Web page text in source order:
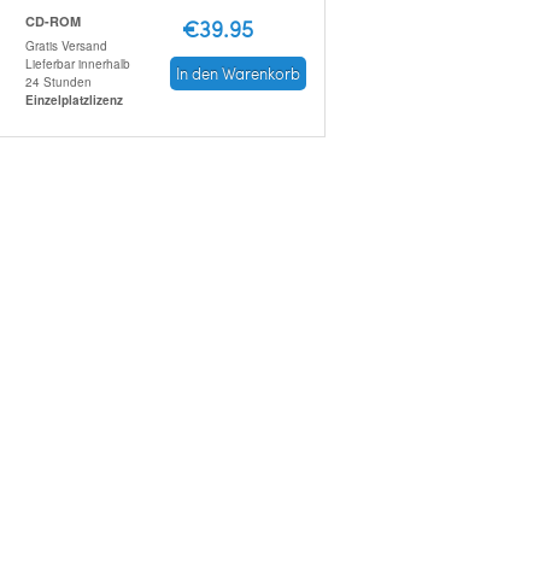
CD-ROM
Gratis Versand
Lieferbar innerhalb
24 Stunden
Einzelplatzlizenz
€39.95
In den Warenkorb